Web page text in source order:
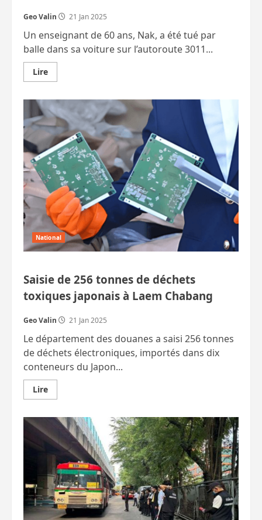
Geo Valin 21 Jan 2025
Un enseignant de 60 ans, Nak, a été tué par
balle dans sa voiture sur l’autoroute 3011...
LireEn
savoir
Viol
d’une
participante
à
une
retraite
de
méditation
par
un
moine.
Un
enseignant
abattu.
Un
père
poignarde
son
fils
National
Saisie de 256 tonnes de déchets
toxiques japonais à Laem Chabang
Geo Valin 21 Jan 2025
Le département des douanes a saisi 256 tonnes
de déchets électroniques, importés dans dix
conteneurs du Japon...
LireEn
savoir
Saisie
256
tonnes
de
déchets
toxiques
japonais
à
Laem
Chabang